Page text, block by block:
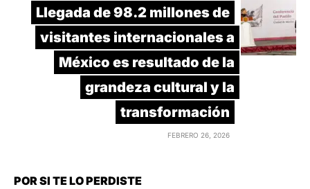
Llegada de 98.2 millones de
visitantes internacionales a
México es resultado de la
grandeza cultural y la
transformación
FEBRERO 26, 2026
POR SI TE LO PERDISTE